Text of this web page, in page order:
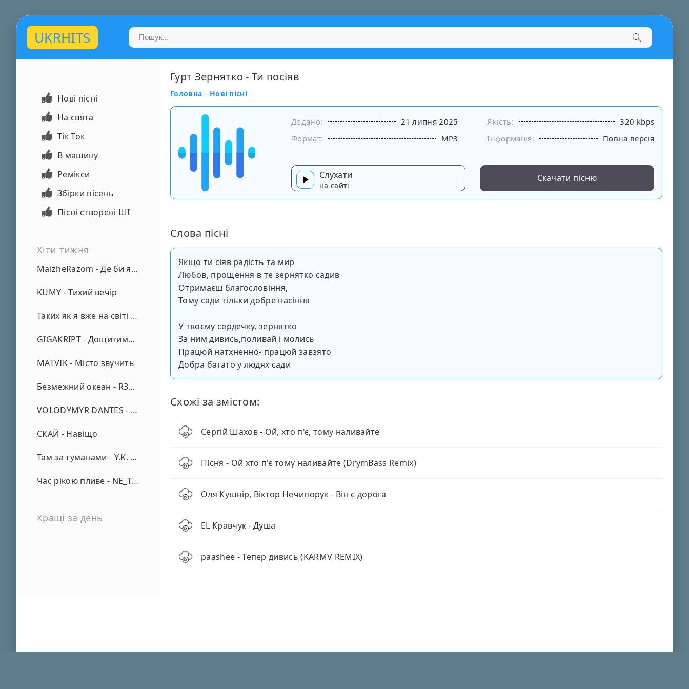
UKRHITS
Нові пісні
На свята
Тік Ток
В машину
Ремікси
Збірки пісень
Пісні створені ШІ
Хіти тижня
MaizheRazom - Де би я не був
KUMY - Тихий вечір
Таких як я вже на світі нема - А. Малярник
GIGAKRIPT - Дощитиме зима
MATVIK - Місто звучить
Безмежний океан - R3phase
VOLODYMYR DANTES - Просто кохаю (REMIX)
СКАЙ - Навіщо
Там за туманами - Y.K. Music
Час рікою пливе - NE_TVOYA_MRIYA
Кращі за день
Гурт Зернятко - Ти посіяв
Головна - Нові пісні
Додано: 21 липня 2025 Якість:
320 kbps
Формат:
MP3 Інформація: Повна версія
Слухати
на сайті
Скачати пісню
Слова пісні
Якщо ти сіяв радість та мир
Любов, прощення в те зернятко садив
Отримаєш благословіння,
Тому сади тільки добре насіння
У твоєму сердечку, зернятко
За ним дивись,поливай і молись
Працюй натхненно- працюй завзято
Добра багато у людях сади
Схожі за змістом:
Сергій Шахов - Ой, хто п'є, тому наливайте
Пісня - Ой хто п'є тому наливайте (DrymBass Remix)
Оля Кушнір, Віктор Нечипорук - Він є дорога
EL Кравчук - Душа
paashee - Тепер дивись (KARMV REMIX)